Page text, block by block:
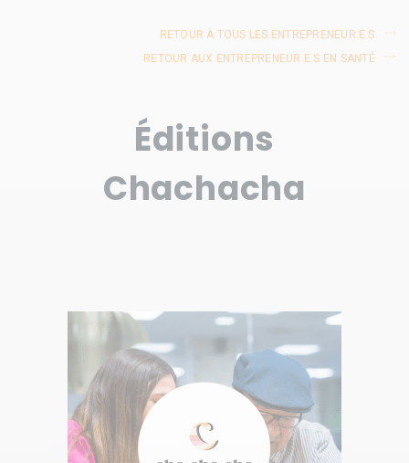
RETOUR À TOUS LES ENTREPRENEUR.E.S
RETOUR AUX ENTREPRENEUR.E.S EN SANTÉ
Éditions
Chachacha